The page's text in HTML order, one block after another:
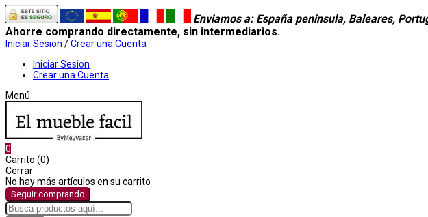
Enviamos a: España peninsula, Baleares,
Ahorre comprando directamente, sin intermediarios.
Iniciar Sesion /Crear una Cuenta
Iniciar Sesion
Crear una Cuenta
Menú
0
Carrito (0)
Cerrar
No hay más artículos en su carrito
Seguir comprando